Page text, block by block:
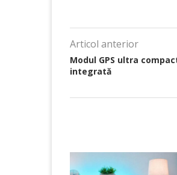
Articol anterior
Modul GPS ultra
integrată